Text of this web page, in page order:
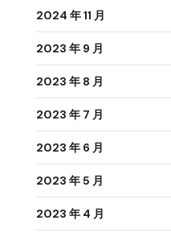
2024 年 11 月
2023 年 9 月
2023 年 8 月
2023 年 7 月
2023 年 6 月
2023 年 5 月
2023 年 4 月